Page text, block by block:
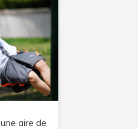
se
procurer
une
aire
de
jeux
aire de